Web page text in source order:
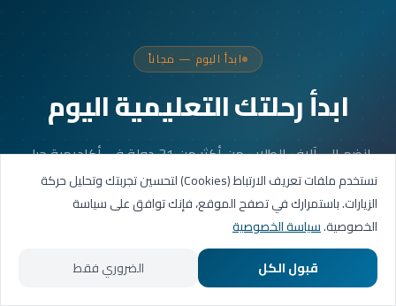
ابدأ اليوم — مجاناً
ابدأ رحلتك التعليمية اليوم
انضم إلى آلاف الطلاب من أكثر من 31 دولة في أكاديمية جيل
العربية. جلستك الأولى مجانية.
احجز حصتك التجريبية
تواصل عبر واتساب
الرئيسية المسارات التعليمية
نستخدم ملفات تعريف الارتباط (Cookies) لتحسين تجربتك وتحليل حركة
الزيارات. باستمرارك في تصفح الموقع، فإنك توافق على سياسة
الخصوصية.سياسة الخصوصية
قبول الكل
الضروري فقط